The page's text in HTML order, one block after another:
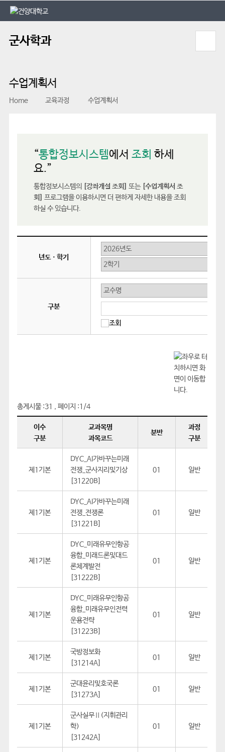
본문 바로가기
대메뉴 바로가기
군사학과
수업계획서
Home 교육과정 수업계획서
“통합정보시스템에서조회 하세
요.”
통합정보시스템의 [강좌개설 조회] 또는 [수업계획서 조
회]
프로그램을 이용하시면 더 편하게 자세한 내용을 조회
하실 수 있습니다.
년도ㆍ학기
구분
색
어
총게시물 :31 ,페이지 :1/4
이수
구분
교과목명
과목코드
분반
과정
구분
제1기본
DYC_AI가바꾸는미래
전쟁_군사지리및기상
[31220B]
01 일반
제1기본
DYC_AI가바꾸는미래
전쟁_전쟁론
[31221B]
01 일반
제1기본
DYC_미래유무인항공
융합_미래드론및대드
론체계발전
[31222B]
01 일반
제1기본
DYC_미래유무인항공
융합_미래유무인전력
운용전략
[31223B]
01 일반
제1기본
국방정보화
[31214A]
01 일반
제1기본
군대윤리및호국론
[31273A]
01 일반
제1기본
군사실무Ⅱ(지휘관리
학)
[31242A]
01 일반